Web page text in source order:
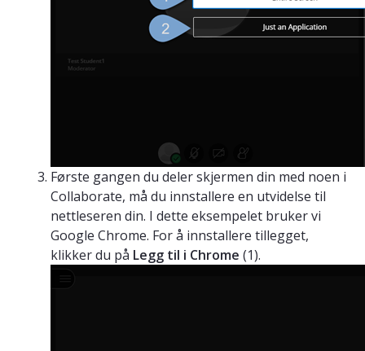
Første gangen du deler skjermen din med noen i
Collaborate, må du innstallere en utvidelse til
nettleseren din. I dette eksempelet bruker vi
Google Chrome. For å innstallere tillegget,
klikker du på Legg til i Chrome (1).